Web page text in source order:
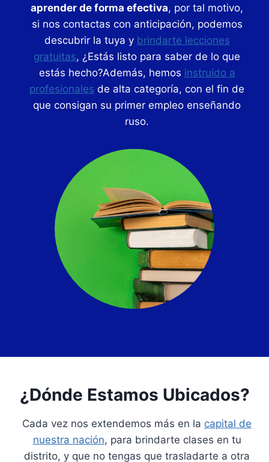
aprender de forma efectiva, por tal motivo,
si nos contactas con anticipación, podemos
descubrir la tuya y brindarte lecciones
gratuitas, ¿Estás listo para saber de lo que
estás hecho?Además, hemos instruido a
profesionales de alta categoría, con el fin de
que consigan su primer empleo enseñando
ruso.
¿Dónde Estamos Ubicados?
Cada vez nos extendemos más en la capital de
nuestra nación, para brindarte clases en tu
distrito, y que no tengas que trasladarte a otra